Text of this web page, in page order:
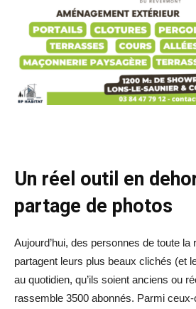
Un réel outil en
partage de photos
Aujourd’hui, des personnes de toute la
partagent leurs plus beaux clichés (et
au quotidien, qu’ils soient anciens ou
rassemble 3500 abonnés. Parmi